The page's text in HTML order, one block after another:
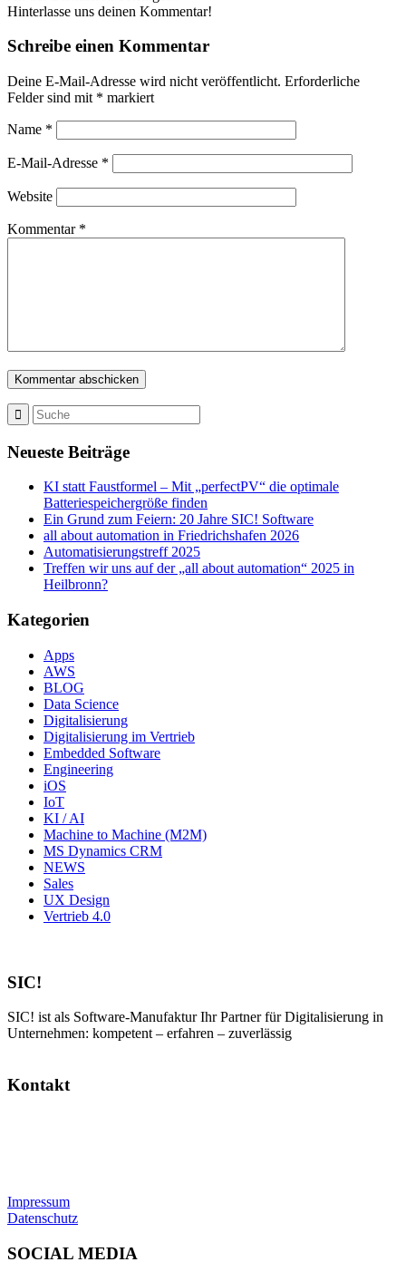
Hinterlasse uns deinen Kommentar!
Schreibe einen Kommentar
Deine E-Mail-Adresse wird nicht veröffentlicht. Erforderliche
Felder sind mit * markiert
Name *
E-Mail-Adresse *
Website
Kommentar *
Neueste Beiträge
KI statt Faustformel – Mit „perfectPV“ die optimale
Batteriespeichergröße finden
Ein Grund zum Feiern: 20 Jahre SIC! Software
all about automation in Friedrichshafen 2026
Automatisierungstreff 2025
Treffen wir uns auf der „all about automation“ 2025 in
Heilbronn?
Kategorien
Apps
AWS
BLOG
Data Science
Digitalisierung
Digitalisierung im Vertrieb
Embedded Software
Engineering
iOS
IoT
KI / AI
Machine to Machine (M2M)
MS Dynamics CRM
NEWS
Sales
UX Design
Vertrieb 4.0
SIC!
SIC! ist als Software-Manufaktur Ihr Partner für Digitalisierung in
Unternehmen: kompetent – erfahren – zuverlässig
Kontakt
Impressum
Datenschutz
SOCIAL MEDIA